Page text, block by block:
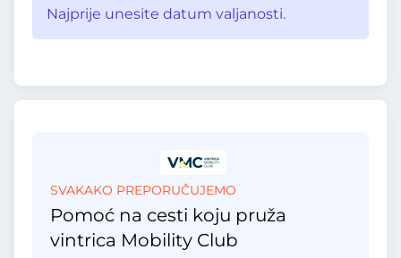
Najprije unesite datum valjanosti.
SVAKAKO PREPORUČUJEMO
Pomoć na cesti koju pruža
vintrica Mobility Club